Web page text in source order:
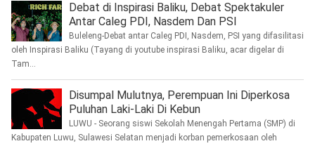
Debat di Inspirasi Baliku, Debat Spektakuler
Antar Caleg PDI, Nasdem Dan PSI
Buleleng-Debat antar Caleg PDI, Nasdem, PSI yang difasilitasi
oleh Inspirasi Baliku (Tayang di youtube inspirasi Baliku, acar digelar di
Tam...
Disumpal Mulutnya, Perempuan Ini Diperkosa
Puluhan Laki-Laki Di Kebun
LUWU - Seorang siswi Sekolah Menengah Pertama (SMP) di
Kabupaten Luwu, Sulawesi Selatan menjadi korban pemerkosaan oleh